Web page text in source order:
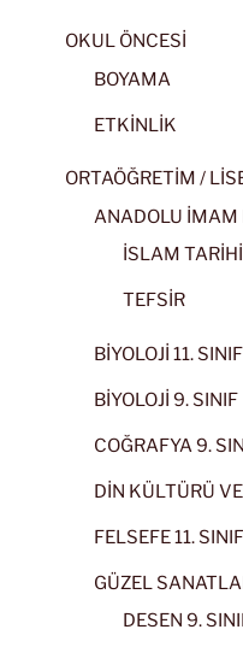
OKUL ÖNCESİ
BOYAMA
ETKİNLİK
ORTAÖĞRETİM /
ANADOLU İMAM
İSLAM TARİHİ
TEFSİR
BİYOLOJİ 11. SINIF
BİYOLOJİ 9. SINIF
COĞRAFYA 9.
DİN KÜLTÜRÜ
FELSEFE 11. SINIF
GÜZEL
DESEN 9.